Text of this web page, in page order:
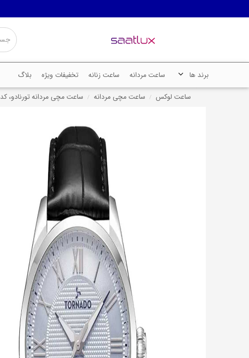
برند ها ساعت مردانه ساعت زنانه تخفیفات ویژه
بلاگ
ساعت لوکس
ساعت مچی مردانه ساعت مچی مردانه تورنادو، کد T8007-SLBL